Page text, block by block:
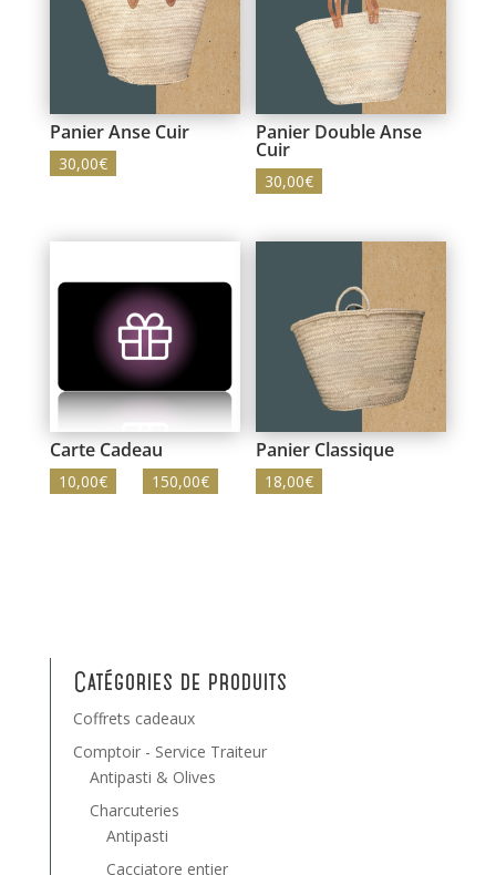
Panier Anse Cuir
30,00€
Panier Double Anse
Cuir
30,00€
Carte Cadeau
10,00€ 150,00€
Panier Classique
18,00€
Catégories de produits
Coffrets cadeaux
Comptoir - Service Traiteur
Antipasti & Olives
Charcuteries
Antipasti
Cacciatore entier